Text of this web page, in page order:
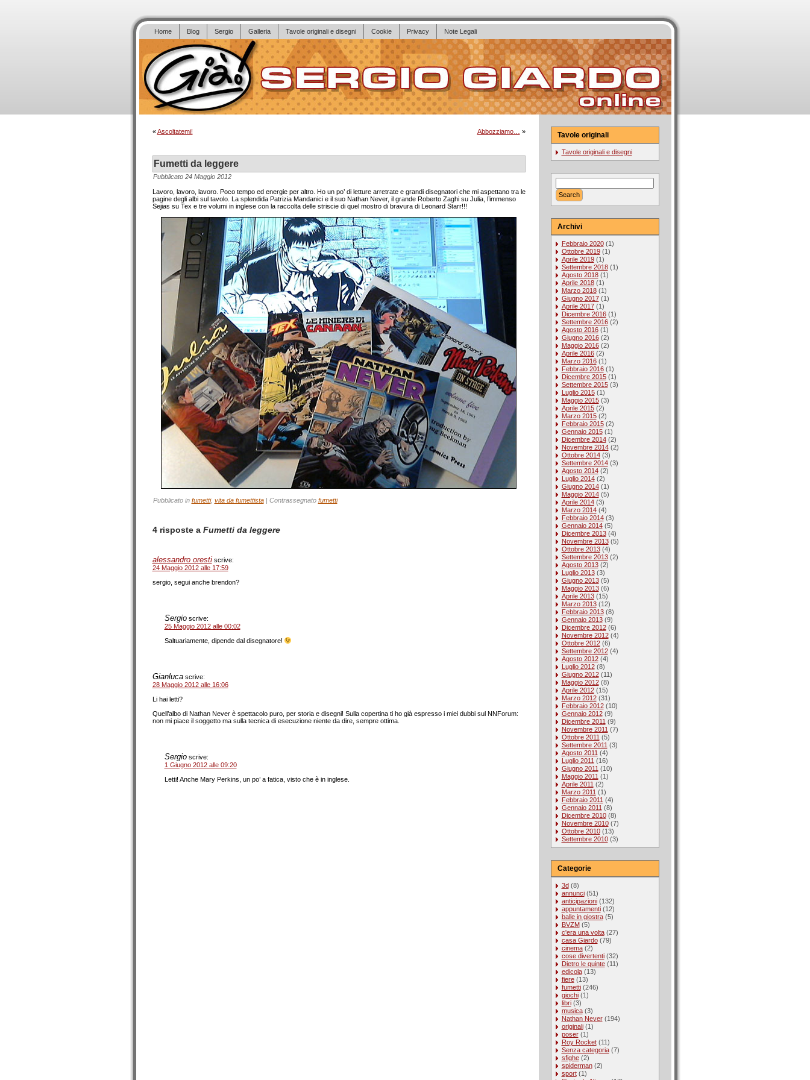
Home Blog Sergio Galleria Tavole originali e disegni Cookie Privacy Note Legali
«Ascoltatemi! Abbozziamo… »
Fumetti da leggere
Pubblicato 24 Maggio 2012
Lavoro, lavoro, lavoro. Poco tempo ed energie per altro. Ho un po’ di letture arretrate e grandi disegnatori che mi aspettano tra le
pagine degli albi sul tavolo. La splendida Patrizia Mandanici e il suo Nathan Never, il grande Roberto Zaghi su Julia, l’immenso
Sejias su Tex e tre volumi in inglese con la raccolta delle striscie di quel mostro di bravura di Leonard Starr!!!
Pubblicato in fumetti, vita da fumettista| Contrassegnato fumetti
4 risposte a Fumetti da leggere
alessandro oresti scrive:
24 Maggio 2012 alle 17:59
sergio, segui anche brendon?
Sergio scrive:
25 Maggio 2012 alle 00:02
Saltuariamente, dipende dal disegnatore!
Gianluca scrive:
28 Maggio 2012 alle 16:06
Li hai letti?
Quell’albo di Nathan Never è spettacolo puro, per storia e disegni! Sulla copertina ti ho già espresso i miei dubbi sul NNForum:
non mi piace il soggetto ma sulla tecnica di esecuzione niente da dire, sempre ottima.
Sergio scrive:
1 Giugno 2012 alle 09:20
Letti! Anche Mary Perkins, un po’ a fatica, visto che è in inglese.
Tavole originali
Tavole originali e disegni
Archivi
Febbraio 2020(1)
Ottobre 2019(1)
Aprile 2019(1)
Settembre 2018(1)
Agosto 2018(1)
Aprile 2018(1)
Marzo 2018(1)
Giugno 2017(1)
Aprile 2017(1)
Dicembre 2016(1)
Settembre 2016(2)
Agosto 2016(1)
Giugno 2016(2)
Maggio 2016(2)
Aprile 2016(2)
Marzo 2016(1)
Febbraio 2016(1)
Dicembre 2015(1)
Settembre 2015(3)
Luglio 2015(1)
Maggio 2015(3)
Aprile 2015(2)
Marzo 2015(2)
Febbraio 2015(2)
Gennaio 2015(1)
Dicembre 2014(2)
Novembre 2014(2)
Ottobre 2014(3)
Settembre 2014(3)
Agosto 2014(2)
Luglio 2014(2)
Giugno 2014(1)
Maggio 2014(5)
Aprile 2014(3)
Marzo 2014(4)
Febbraio 2014(3)
Gennaio 2014(5)
Dicembre 2013(4)
Novembre 2013(5)
Ottobre 2013(4)
Settembre 2013(2)
Agosto 2013(2)
Luglio 2013(3)
Giugno 2013(5)
Maggio 2013(6)
Aprile 2013(15)
Marzo 2013(12)
Febbraio 2013(8)
Gennaio 2013(9)
Dicembre 2012(6)
Novembre 2012(4)
Ottobre 2012(6)
Settembre 2012(4)
Agosto 2012(4)
Luglio 2012(8)
Giugno 2012(11)
Maggio 2012(8)
Aprile 2012(15)
Marzo 2012(31)
Febbraio 2012(10)
Gennaio 2012(9)
Dicembre 2011 (9)
Novembre 2011 (7)
Ottobre 2011 (5)
Settembre 2011 (3)
Agosto 2011 (4)
Luglio 2011 (16)
Giugno 2011 (10)
Maggio 2011 (1)
Aprile 2011 (2)
Marzo 2011 (1)
Febbraio 2011 (4)
Gennaio 2011 (8)
Dicembre 2010(8)
Novembre 2010(7)
Ottobre 2010(13)
Settembre 2010(3)
Categorie
3d(8)
annunci(51)
anticipazioni(132)
appuntamenti(12)
balle in giostra(5)
BVZM(5)
c'era una volta(27)
casa Giardo(79)
cinema(2)
cose divertenti(32)
Dietro le quinte(11)
edicola(13)
fiere(13)
fumetti(246)
giochi(1)
libri(3)
musica(3)
Nathan Never(194)
originali(1)
poser(1)
Roy Rocket(11)
Senza categoria(7)
sfighe(2)
spiderman(2)
sport(1)